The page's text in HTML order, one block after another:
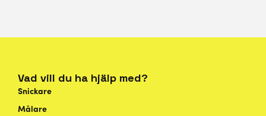
Vad vill du ha hjälp med?
Snickare
Målare